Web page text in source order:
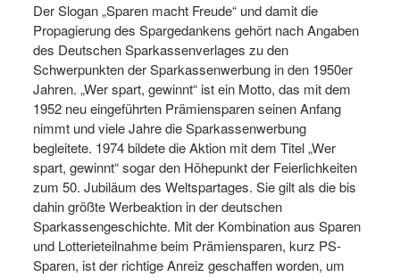
Der Slogan „Sparen macht Freude“ und damit die
Propagierung des Spargedankens gehört nach Angaben
des Deutschen Sparkassenverlages zu den
Schwerpunkten der Sparkassenwerbung in den 1950er
Jahren. „Wer spart, gewinnt“ ist ein Motto, das mit dem
1952 neu eingeführten Prämiensparen seinen Anfang
nimmt und viele Jahre die Sparkassenwerbung
begleitete. 1974 bildete die Aktion mit dem Titel „Wer
spart, gewinnt“ sogar den Höhepunkt der Feierlichkeiten
zum 50. Jubiläum des Weltspartages. Sie gilt als die bis
dahin größte Werbeaktion in der deutschen
Sparkassengeschichte. Mit der Kombination aus Sparen
und Lotterieteilnahme beim Prämiensparen, kurz PS-
Sparen, ist der richtige Anreiz geschaffen worden, um